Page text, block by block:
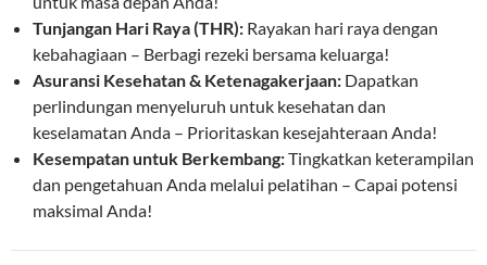
Tunjangan Hari Raya (THR): Rayakan hari raya dengan
kebahagiaan – Berbagi rezeki bersama keluarga!
Asuransi Kesehatan & Ketenagakerjaan: Dapatkan
perlindungan menyeluruh untuk kesehatan dan
keselamatan Anda – Prioritaskan kesejahteraan Anda!
Kesempatan untuk Berkembang:Tingkatkan keterampilan
dan pengetahuan Anda melalui pelatihan – Capai potensi
maksimal Anda!